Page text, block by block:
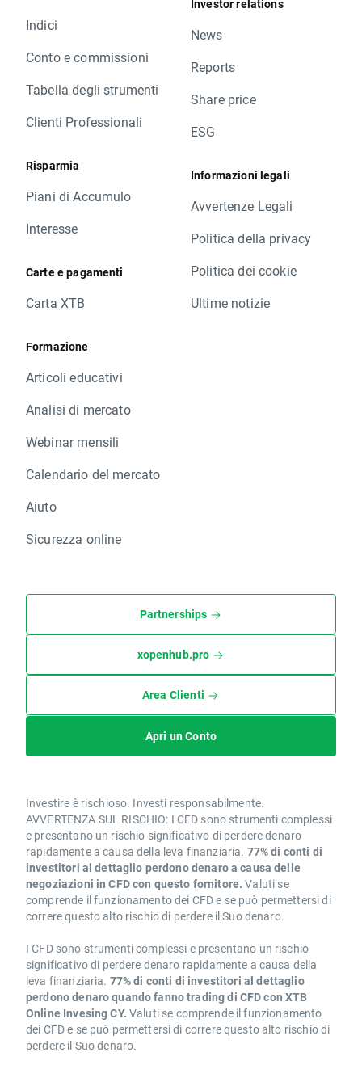
Indici
Conto e commissioni
Tabella degli strumenti
Clienti Professionali
Risparmia
Piani di Accumulo
Interesse
Carte e pagamenti
Carta XTB
Formazione
Articoli educativi
Analisi di mercato
Webinar mensili
Calendario del mercato
Aiuto
Sicurezza online
Investor relations
News
Reports
Share price
ESG
Informazioni legali
Avvertenze Legali
Politica della privacy
Politica dei cookie
Ultime notizie
Partnerships
xopenhub.pro
Area Clienti
Apri un Conto
Investire è rischioso. Investi responsabilmente.
AVVERTENZA SUL RISCHIO: I CFD sono strumenti complessi
e presentano un rischio significativo di perdere denaro
rapidamente a causa della leva finanziaria. 77% di conti di
investitori al dettaglio perdono denaro a causa delle
negoziazioni in CFD con questo fornitore. Valuti se
comprende il funzionamento dei CFD e se può permettersi di
correre questo alto rischio di perdere il Suo denaro.
I CFD sono strumenti complessi e presentano un rischio
significativo di perdere denaro rapidamente a causa della
leva finanziaria. 77% di conti di investitori al dettaglio
perdono denaro quando fanno trading di CFD con XTB
Online Invesing CY. Valuti se comprende il funzionamento
dei CFD e se può permettersi di correre questo alto rischio di
perdere il Suo denaro.